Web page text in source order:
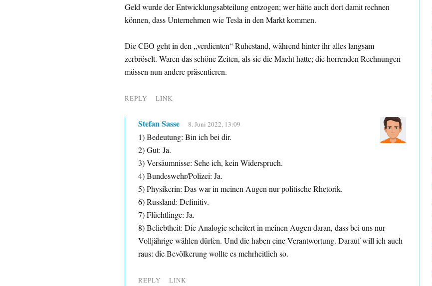
Geld wurde der Entwicklungsabteilung entzogen; wer hätte auch dort damit rechnen
können, dass Unternehmen wie Tesla in den Markt kommen.
Die CEO geht in den „verdienten“ Ruhestand, während hinter ihr alles langsam
zerbröselt. Waren das schöne Zeiten, als sie die Macht hatte; die horrenden Rechnungen
müssen nun andere präsentieren.
REPLY LINK
Stefan Sasse 8. Juni 2022, 13:09
1) Bedeutung: Bin ich bei dir.
2) Gut: Ja.
3) Versäumnisse: Sehe ich, kein Widerspruch.
4) Bundeswehr/Polizei: Ja.
5) Physikerin: Das war in meinen Augen nur politische Rhetorik.
6) Russland: Definitiv.
7) Flüchtlinge: Ja.
8) Beliebtheit: Die Analogie scheitert in meinen Augen daran, dass bei uns nur
Volljährige wählen dürfen. Und die haben eine Verantwortung. Darauf will ich auch
raus: die Bevölkerung wollte es mehrheitlich so.
REPLY LINK